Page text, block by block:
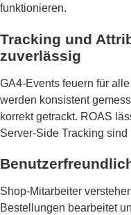
funktionieren.
Tracking und
zuverlässig
GA4-Events feuern für
werden konsistent
korrekt getrackt. ROAS
Server-Side Tracking sind
Shop-Mitarbeiter
Bestellungen bearbeitet